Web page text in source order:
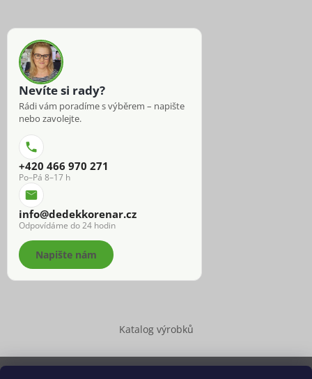
Nevíte si rady?
Rádi vám poradíme s výběrem – napište
nebo zavolejte.
+420 466 970 271
Po–Pá 8–17 h
info@dedekkorenar.cz
Odpovídáme do 24 hodin
Napište nám
Katalog výrobků